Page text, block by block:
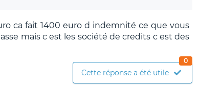
ca fait 1400 euro d indemnité ce que vous
mais c est les société de credits c est des
Cette réponse a été utile
0